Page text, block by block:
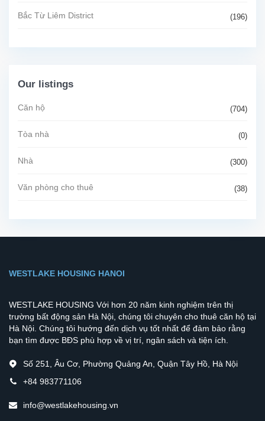
Bắc Từ Liêm District (196)
Our listings
Căn hộ (704)
Tòa nhà (0)
Nhà (300)
Văn phòng cho thuê (38)
WESTLAKE HOUSING HANOI
WESTLAKE HOUSING Với hơn 20 năm kinh nghiệm trên thị
trường bất động sản Hà Nội, chúng tôi chuyên cho thuê căn hộ tại
Hà Nội. Chúng tôi hướng đến dịch vụ tốt nhất để đảm bảo rằng
bạn tìm được BĐS phù hợp về vị trí, ngân sách và tiện ích.
Số 251, Âu Cơ, Phường Quảng An, Quận Tây Hồ, Hà Nội
+84 983771106
info@westlakehousing.vn